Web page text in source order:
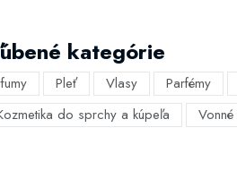
kategórie
Pleť Vlasy Parfémy
do sprchy a kúpeľa